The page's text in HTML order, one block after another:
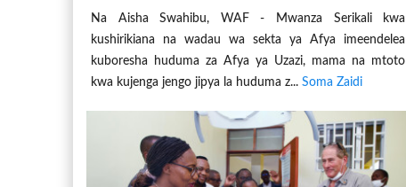
KUZINDULIWA MACHI 1, 2026.
Na Aisha Swahibu, WAF - Mwanza Serikali kwa
kushirikiana na wadau wa sekta ya Afya imeendelea
kuboresha huduma za Afya ya Uzazi, mama na mtoto
kwa kujenga jengo jipya la huduma z... Soma Zaidi